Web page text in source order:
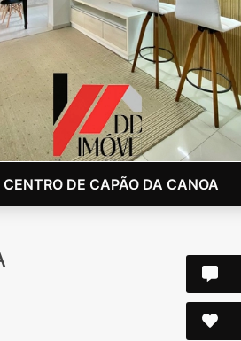
DE CAPÃO DA CANOA